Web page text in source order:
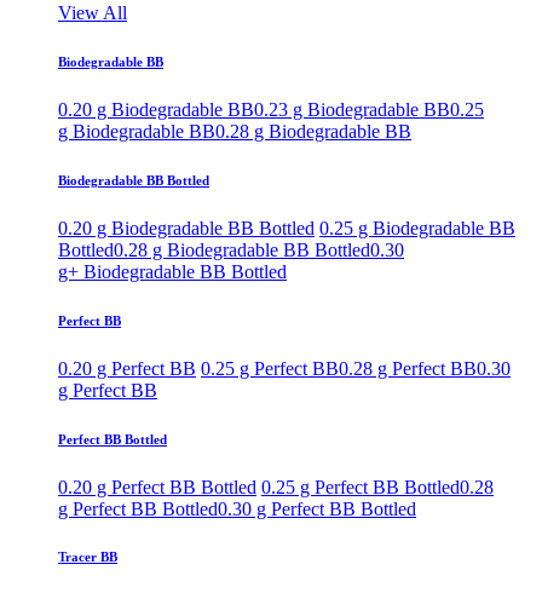
View All
Biodegradable BB
0.20 g Biodegradable BB0.23 g Biodegradable BB0.25
g Biodegradable BB0.28 g Biodegradable BB
Biodegradable BB Bottled
0.20 g Biodegradable BB Bottled 0.25 g Biodegradable BB
Bottled0.28 g Biodegradable BB Bottled0.30
g+ Biodegradable BB Bottled
Perfect BB
0.20 g Perfect BB 0.25 g Perfect BB0.28 g Perfect BB0.30
g Perfect BB
Perfect BB Bottled
0.20 g Perfect BB Bottled 0.25 g Perfect BB Bottled0.28
g Perfect BB Bottled0.30 g Perfect BB Bottled
Tracer BB